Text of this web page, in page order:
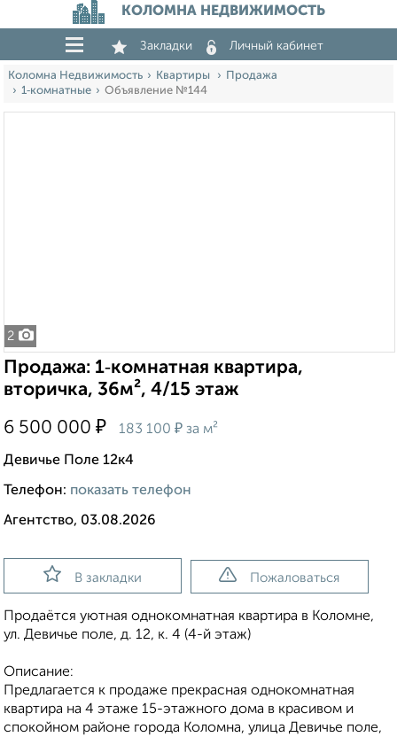
КОЛОМНА НЕДВИЖИМОСТЬ
Закладки Личный кабинет
Коломна Недвижимость Квартиры
Продажа
1‑комнатные
Объявление №144
2
Продажа: 1‑комнатная квартира,
вторичка, 36м², 4/15 этаж
6 500 000 ₽ 183 100 ₽ за м²
Девичье Поле 12к4
Телефон: показать телефон
Агентство, 03.08.2026
В закладки Пожаловаться
Продаётся уютная однокомнатная квартира в Коломне,
ул. Девичье поле, д. 12, к. 4 (4-й этаж)
Описание:
Предлагается к продаже прекрасная однокомнатная
квартира на 4 этаже 15-этажного дома в красивом и
спокойном районе города Коломна, улица Девичье поле,